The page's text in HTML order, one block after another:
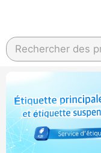
Rechercher des